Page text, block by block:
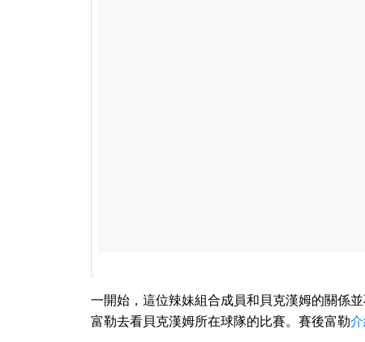
一開始，這位辣妹組合成員和貝克漢姆的關係
富勒去看貝克漢姆所在球隊的比賽。賽後富勒